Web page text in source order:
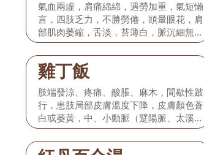
氣血兩虛，肩痛綿綿，遇勞加重，氣短懶
言，四肢乏力，不勝勞倦，頭暈眼花，肩
部肌肉萎縮，舌淡，苔薄白，脈沉細無
力。
雞丁飯
肢端發涼、疼痛、酸脹、麻木，間歇性跛
行，患肢局部皮膚溫度下降，皮膚顏色蒼
白或萎黃，中、小動脈（躄陽脈、太溪脈
等）搏動減弱或消失，舌質淡紫，舌苔白
潤，脈弦緊。